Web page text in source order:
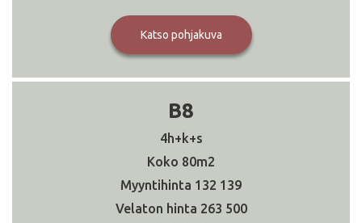
Katso pohjakuva
B8
4h+k+s
80
132 139
263 500